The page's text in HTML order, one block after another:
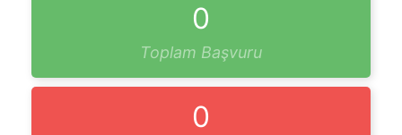
0
Toplam Başvuru
0